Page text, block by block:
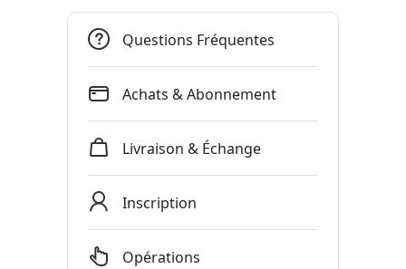
Questions Fréquentes
Achats & Abonnement
Livraison & Échange
Inscription
Opérations